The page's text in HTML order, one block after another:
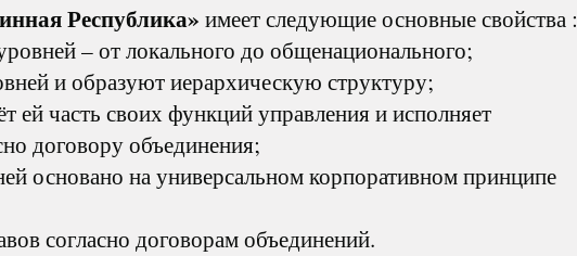
Республика» имеет следующие основные свойства :
– от локального до общенационального;
и образуют иерархическую структуру;
часть своих функций управления и исполняет
договору объединения;
основано на универсальном корпоративном принципе
согласно договорам объединений.